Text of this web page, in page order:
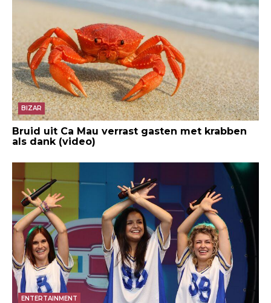
BIZAR
Bruid uit Ca Mau verrast gasten met krabben
als dank (video)
ENTERTAINMENT